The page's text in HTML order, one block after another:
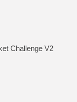
Challenge V2